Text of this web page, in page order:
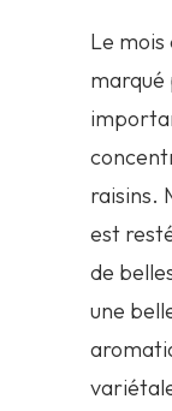
Le mois
marqué
raisins.
est
de
une